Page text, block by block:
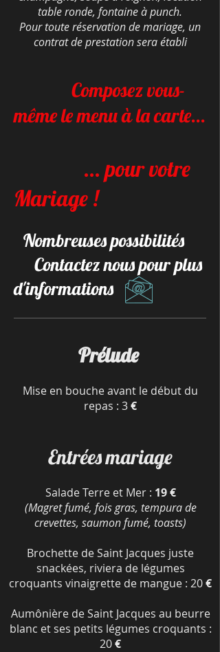
table ronde, fontaine à punch.
Pour toute réservation de mariage, un
contrat de prestation sera établi
Composez vous-
même le menu à la carte...
... pour votre
Mariage !
Nombreuses possibilités
Contactez nous pour plus
d'informations
Prélude
Mise en bouche avant le début du
repas : 3€
Entrées mariage
Salade Terre et Mer : 19 €
(Magret fumé, fois gras, tempura de
crevettes, saumon fumé, toasts)
Brochette de Saint Jacques juste
snackées, riviera de légumes
croquants vinaigrette de mangue : 20€
Aumônière de Saint Jacques au beurre
blanc et ses petits légumes croquants :
20€